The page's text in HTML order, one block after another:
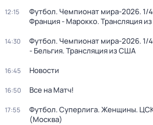
12:15
Футбол. Чемпионат мира-2026. 1/
Франция - Марокко. Трансляция
14:30
Футбол. Чемпионат мира-2026. 1/
- Бельгия. Трансляция из США
16:45 Новости
16:50 Все на Матч!
17:55
Футбол. Суперлига. Женщины.
(Москва)